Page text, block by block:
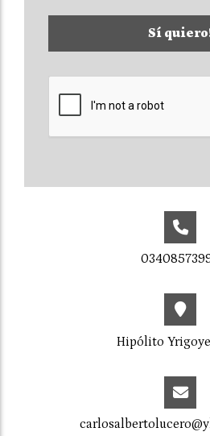
Sí
Hipólito